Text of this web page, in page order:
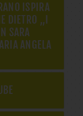
ISPIRA
DIETRO „I
SARA
ANGELA